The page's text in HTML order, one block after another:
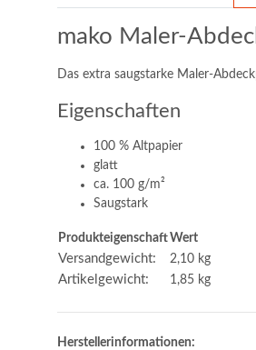
mako Maler-
Das extra saugstarke Maler-
Eigenschaften
100 % Altpapier
glatt
ca. 100 g/m²
Saugstark
ProdukteigenschaftWert
Versandgewicht: 2,10 kg
Artikelgewicht: 1,85 kg
Herstellerinformationen: